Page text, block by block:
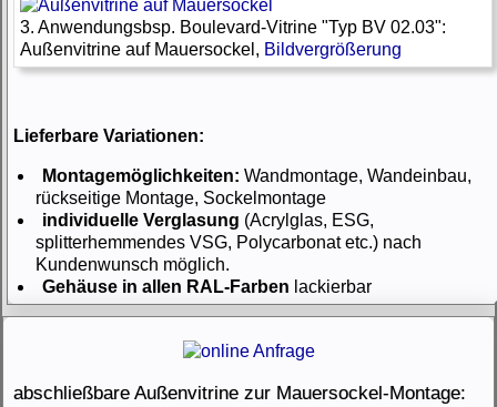
abschließbare Außenvitrine zur Mauersockel-Montage:
3. Anwendungsbsp. Boulevard-Vitrine "Typ BV 02.03":
Außenvitrine auf Mauersockel, Bildvergrößerung
Lieferbare Variationen:
Montagemöglichkeiten: Wandmontage, Wandeinbau,
rückseitige Montage, Sockelmontage
individuelle Verglasung (Acrylglas, ESG,
splitterhemmendes VSG, Polycarbonat etc.) nach
Kundenwunsch möglich.
Gehäuse in allen RAL-Farben lackierbar